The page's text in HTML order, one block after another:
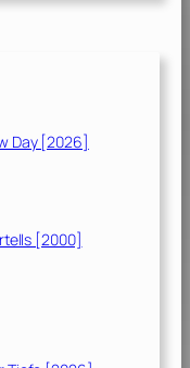
Day [2026]
[2000]